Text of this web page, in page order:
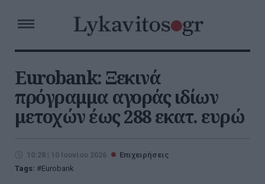
Eurobank: Ξεκινά
πρόγραμμα αγοράς ιδίων
μετοχών έως 288 εκατ. ευρώ
10:28 | 10 Ιουνίου 2026
Επιχειρήσεις
Tags:
Eurobank